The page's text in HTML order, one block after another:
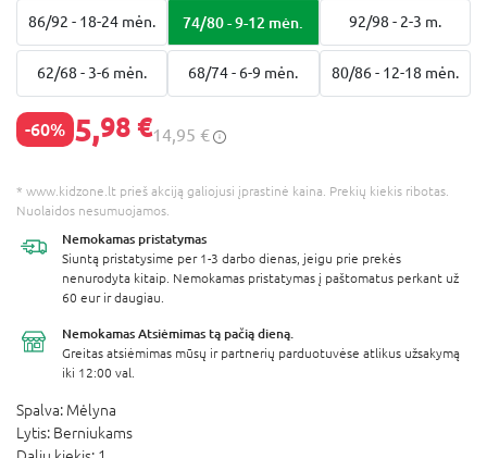
86/92 - 18-24 mėn. 74/80 - 9-12 mėn. 92/98 - 2-3 m.
62/68 - 3-6 mėn. 68/74 - 6-9 mėn. 80/86 - 12-18 mėn.
-60% 5,98 €14,95 €
* www.kidzone.lt prieš akciją galiojusi įprastinė kaina. Prekių kiekis ribotas.
Nuolaidos nesumuojamos.
Nemokamas pristatymas
Siuntą pristatysime per 1-3 darbo dienas, jeigu prie prekės
nenurodyta kitaip. Nemokamas pristatymas į paštomatus perkant už
60 eur ir daugiau.
Nemokamas Atsiėmimas tą pačią dieną.
Greitas atsiėmimas mūsų ir partnerių parduotuvėse atlikus užsakymą
iki 12:00 val.
Spalva: Mėlyna
Lytis: Berniukams